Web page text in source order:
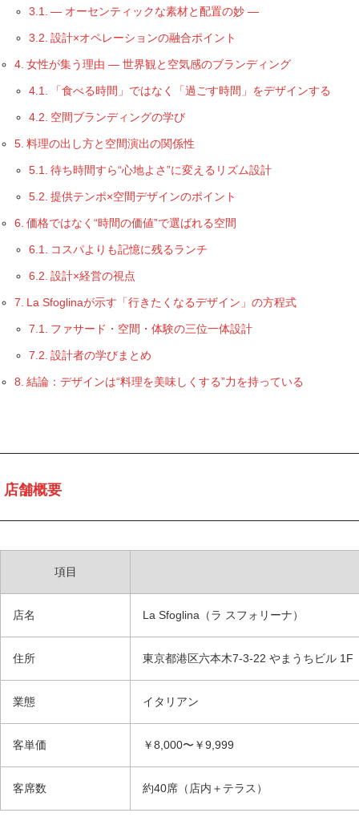
― オーセンティックな素材と配置の妙 ―
設計×オペレーションの融合ポイント
女性が集う理由 ― 世界観と空気感のブランディング
「食べる時間」ではなく「過ごす時間」をデザインする
空間ブランディングの学び
料理の出し方と空間演出の関係性
待ち時間すら“心地よさ”に変えるリズム設計
提供テンポ×空間デザインのポイント
価格ではなく“時間の価値”で選ばれる空間
コスパよりも記憶に残るランチ
設計×経営の視点
La Sfoglinaが示す「行きたくなるデザイン」の方程式
ファサード・空間・体験の三位一体設計
設計者の学びまとめ
結論：デザインは“料理を美味しくする”力を持っている
店舗概要
項目
店名 La Sfoglina（ラ スフォリーナ）
住所 東京都港区六本木7-3-22 やまうちビル 1F
業態 イタリアン
客単価 ￥8,000〜￥9,999
客席数 約40席（店内＋テラス）